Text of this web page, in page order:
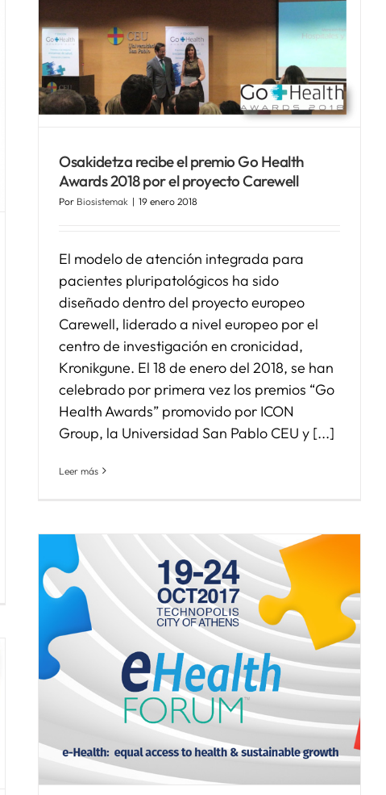
Osakidetza recibe el premio Go Health
Awards 2018 por el proyecto Carewell
Por Biosistemak | 19 enero 2018
El modelo de atención integrada para
pacientes pluripatológicos ha sido
diseñado dentro del proyecto europeo
Carewell, liderado a nivel europeo por el
centro de investigación en cronicidad,
Kronikgune. El 18 de enero del 2018, se han
celebrado por primera vez los premios “Go
Health Awards” promovido por ICON
Group, la Universidad San Pablo CEU y [...]
Leer más